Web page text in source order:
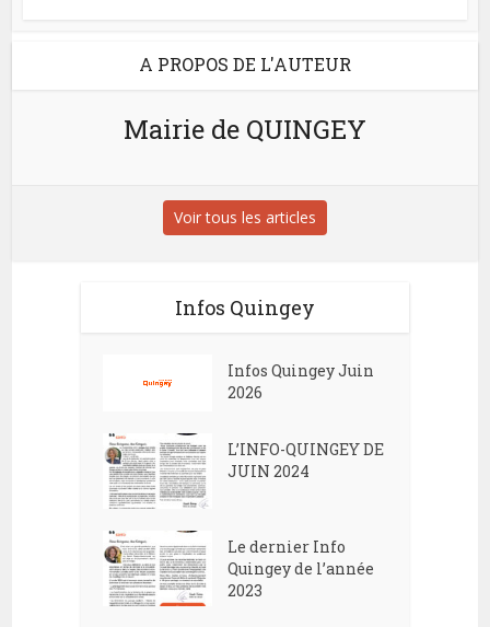
A PROPOS DE L'AUTEUR
Mairie de QUINGEY
Voir tous les articles
Infos Quingey
Infos Quingey Juin
2026
L’INFO-QUINGEY DE
JUIN 2024
Le dernier Info
Quingey de l’année
2023